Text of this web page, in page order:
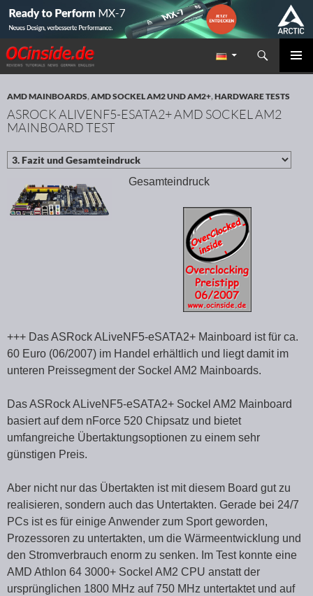
Redaktion ocinside.de PC Hardware Portal
Suchen
ZUM INHALT SPRINGEN
AMD MAINBOARDS,AMD SOCKEL AM2 UND AM2+,HARDWARE TESTS
ASROCK ALIVENF5-ESATA2+ AMD SOCKEL AM2
MAINBOARD TEST
Gesamteindruck
+++ Das ASRock ALiveNF5-eSATA2+ Mainboard ist für ca.
60 Euro (06/2007) im Handel erhältlich und liegt damit im
unteren Preissegment der Sockel AM2 Mainboards.
Das ASRock ALiveNF5-eSATA2+ Sockel AM2 Mainboard
basiert auf dem nForce 520 Chipsatz und bietet
umfangreiche Übertaktungsoptionen zu einem sehr
günstigen Preis.
Aber nicht nur das Übertakten ist mit diesem Board gut zu
realisieren, sondern auch das Untertakten. Gerade bei 24/7
PCs ist es für einige Anwender zum Sport geworden,
Prozessoren zu untertakten, um die Wärmeentwicklung und
den Stromverbrauch enorm zu senken. Im Test konnte eine
AMD Athlon 64 3000+ Sockel AM2 CPU anstatt der
ursprünglichen 1800 MHz auf 750 MHz untertaktet und auf